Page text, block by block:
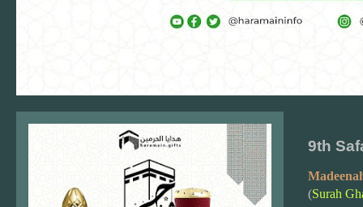
9th
(Surah